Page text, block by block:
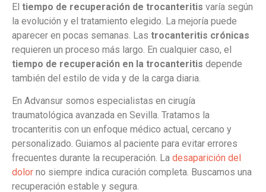
El tiempo de recuperación de trocanteritis varía según
la evolución y el tratamiento elegido. La mejoría puede
aparecer en pocas semanas. Las trocanteritis crónicas
requieren un proceso más largo. En cualquier caso, el
tiempo de recuperación en la trocanteritis depende
también del estilo de vida y de la carga diaria.
En Advansur somos especialistas en cirugía
traumatológica avanzada en Sevilla. Tratamos la
trocanteritis con un enfoque médico actual, cercano y
personalizado. Guiamos al paciente para evitar errores
frecuentes durante la recuperación. La desaparición del
dolor no siempre indica curación completa. Buscamos una
recuperación estable y segura.